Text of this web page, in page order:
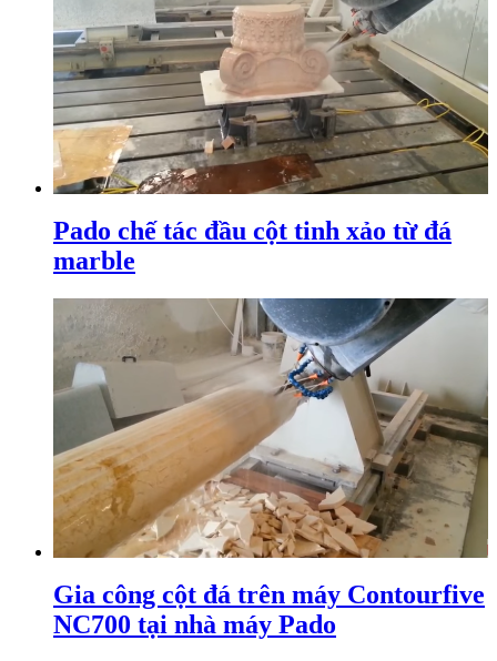
Pado chế tác đầu cột tinh xảo từ đá
marble
Gia công cột đá trên máy Contourfive
NC700 tại nhà máy Pado